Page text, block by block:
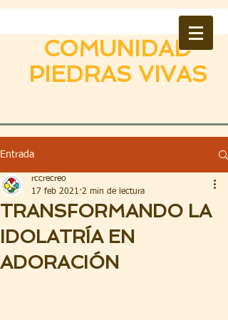
COMUNIDAD
PIEDRAS VIVAS
Entrada
TRANSFORMANDO LA
IDOLATRÍA EN
ADORACIÓN
rccrecreo
17 feb 2021 2 min de lectura